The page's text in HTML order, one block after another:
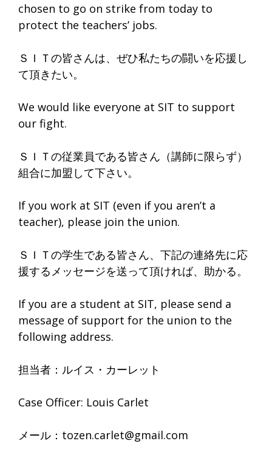
chosen to go on strike from today to
protect the teachers’ jobs.
ＳＩＴの皆さんは、ぜひ私たちの闘いを応援し
て頂きたい。
We would like everyone at SIT to support
our fight.
ＳＩＴの従業員である皆さん（講師に限らず）
組合に加盟して下さい。
If you work at SIT (even if you aren’t a
teacher), please join the union.
ＳＩＴの学生である皆さん、下記の連絡先に応
援するメッセージを送って頂ければ、助かる。
If you are a student at SIT, please send a
message of support for the union to the
following address.
担当者：ルイス・カーレット
Case Officer: Louis Carlet
メール：tozen.carlet@gmail.com